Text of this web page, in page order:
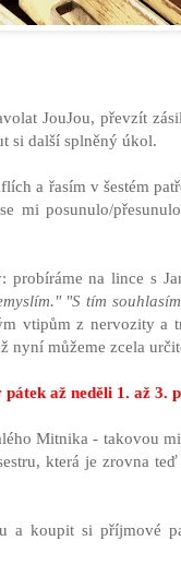
JouJou, převzít
si další splněný úkol.
a řasím v šestém
posunulo/
na lince s
"S tím
vtipům z nervozity a
nyní můžeme zcela
až neděli 1. až 3.
Mitnika - takovou
která je zrovna
koupit si příjmové